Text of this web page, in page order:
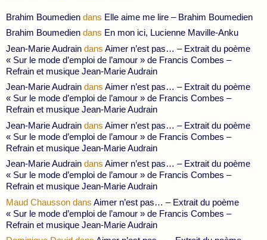
Brahim Boumedien dans Elle aime me lire – Brahim Boumedien
Brahim Boumedien dans En mon ici, Lucienne Maville-Anku
Jean-Marie Audrain dans Aimer n’est pas… – Extrait du poème
« Sur le mode d’emploi de l’amour » de Francis Combes –
Refrain et musique Jean-Marie Audrain
Jean-Marie Audrain dans Aimer n’est pas… – Extrait du poème
« Sur le mode d’emploi de l’amour » de Francis Combes –
Refrain et musique Jean-Marie Audrain
Jean-Marie Audrain dans Aimer n’est pas… – Extrait du poème
« Sur le mode d’emploi de l’amour » de Francis Combes –
Refrain et musique Jean-Marie Audrain
Jean-Marie Audrain dans Aimer n’est pas… – Extrait du poème
« Sur le mode d’emploi de l’amour » de Francis Combes –
Refrain et musique Jean-Marie Audrain
Maud Chausson dans Aimer n’est pas… – Extrait du poème
« Sur le mode d’emploi de l’amour » de Francis Combes –
Refrain et musique Jean-Marie Audrain